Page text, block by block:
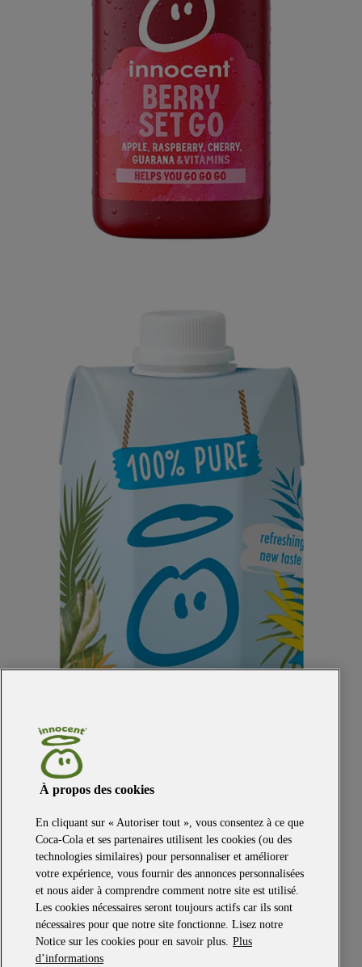
À propos des cookies
En cliquant sur « Autoriser tout », vous consentez à ce que
Coca-Cola et ses partenaires utilisent les cookies (ou des
technologies similaires) pour personnaliser et améliorer
votre expérience, vous fournir des annonces personnalisées
et nous aider à comprendre comment notre site est utilisé.
Les cookies nécessaires seront toujours actifs car ils sont
nécessaires pour que notre site fonctionne. Lisez notre
Notice sur les cookies pour en savoir plus. Plus
d’informations